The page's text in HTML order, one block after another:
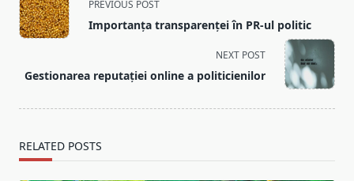
class="nav-
subtitle
reader-
PREVIOUS POST
Importanța transparenței în PR-ul politic
NEXT POST
Gestionarea reputației online a politicienilor
RELATED POSTS